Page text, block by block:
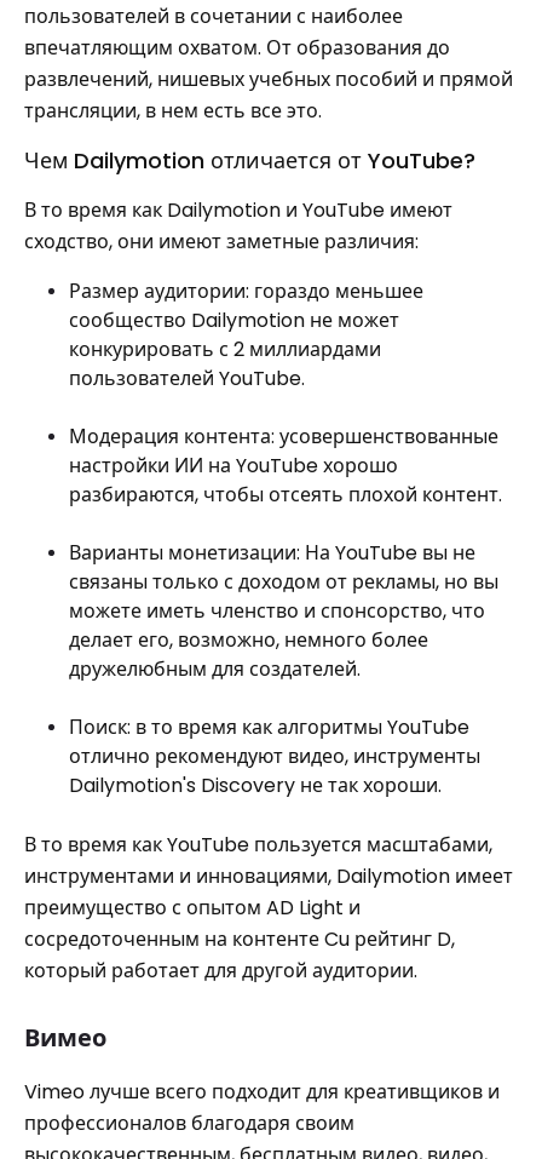
пользователей в сочетании с наиболее
впечатляющим охватом. От образования до
развлечений, нишевых учебных пособий и прямой
трансляции, в нем есть все это.
Чем Dailymotion отличается от YouTube?
В то время как Dailymotion и YouTube имеют
сходство, они имеют заметные различия:
Размер аудитории: гораздо меньшее
сообщество Dailymotion не может
конкурировать с 2 миллиардами
пользователей YouTube.
Модерация контента: усовершенствованные
настройки ИИ на YouTube хорошо
разбираются, чтобы отсеять плохой контент.
Варианты монетизации: На YouTube вы не
связаны только с доходом от рекламы, но вы
можете иметь членство и спонсорство, что
делает его, возможно, немного более
дружелюбным для создателей.
Поиск: в то время как алгоритмы YouTube
отлично рекомендуют видео, инструменты
Dailymotion's Discovery не так хороши.
В то время как YouTube пользуется масштабами,
инструментами и инновациями, Dailymotion имеет
преимущество с опытом AD Light и
сосредоточенным на контенте Cu рейтинг D,
который работает для другой аудитории.
Вимео
Vimeo лучше всего подходит для креативщиков и
профессионалов благодаря своим